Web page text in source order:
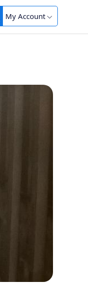
My Account